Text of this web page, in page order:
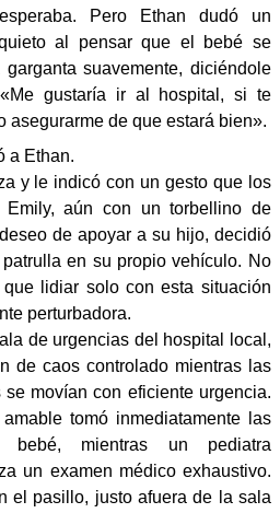
Pero Ethan dudó un
al pensar que el bebé se
suavemente, diciéndole
gustaría ir al hospital, si te
de que estará bien».
a Ethan.
y le indicó con un gesto que los
aún con un torbellino de
de apoyar a su hijo, decidió
en su propio vehículo. No
lidiar solo con esta situación
perturbadora.
de urgencias del hospital local,
de caos controlado mientras las
movían con eficiente urgencia.
tomó inmediatamente las
bebé, mientras un pediatra
un examen médico exhaustivo.
el pasillo, justo afuera de la sala